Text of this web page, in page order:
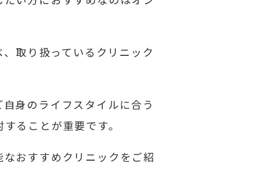
取り扱っているクリニック
身のライフスタイルに合う
ることが重要です。
おすすめクリニックをご紹